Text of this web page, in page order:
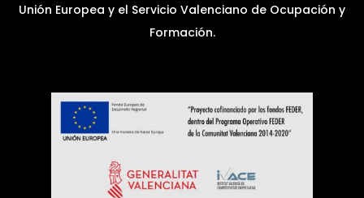
Unión Europea y el Servicio Valenciano de Ocupación y
Formación.